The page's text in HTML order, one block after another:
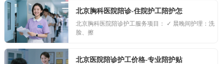
北京胸科医院陪诊-住院护工陪护怎
北京胸科医院陪诊护工服务项目： ✓ 晨晚间护理：洗
脸、擦
北京医院陪诊护工价格-专业陪护贴